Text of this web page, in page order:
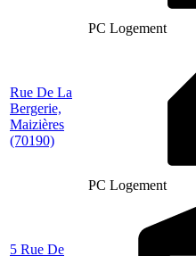
PC Logement
Rue De La
Bergerie,
Maizières
(70190)
PC Logement
5 Rue De